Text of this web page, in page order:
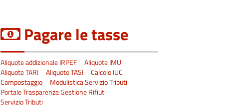
Pagare le tasse
Aliquote addizionale IRPEF
Aliquote IMU
Aliquote TARI
Aliquote TASI
Calcolo IUC
Compostaggio
Modulistica Servizio Tributi
Portale Trasparenza Gestione Rifiuti
Servizio Tributi